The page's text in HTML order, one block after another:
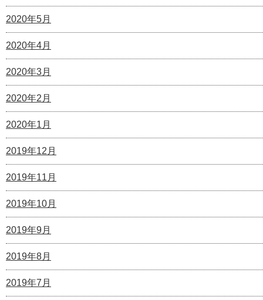
2020年5月
2020年4月
2020年3月
2020年2月
2020年1月
2019年12月
2019年11月
2019年10月
2019年9月
2019年8月
2019年7月